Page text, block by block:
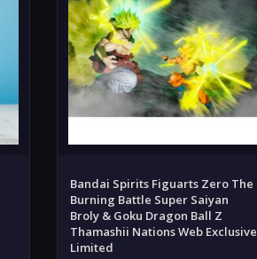
Bandai Spirits Figuarts Zero The
Burning Battle Super Saiyan
Broly & Goku Dragon Ball Z
Thamashii Nations Web Exclusive
Limited